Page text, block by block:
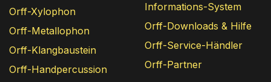
Orff-Xylophon
Orff-Metallophon
Orff-Klangbaustein
Orff-Handpercussion
Informations-System
Orff-Downloads & Hilfe
Orff-Service-Händler
Orff-Partner